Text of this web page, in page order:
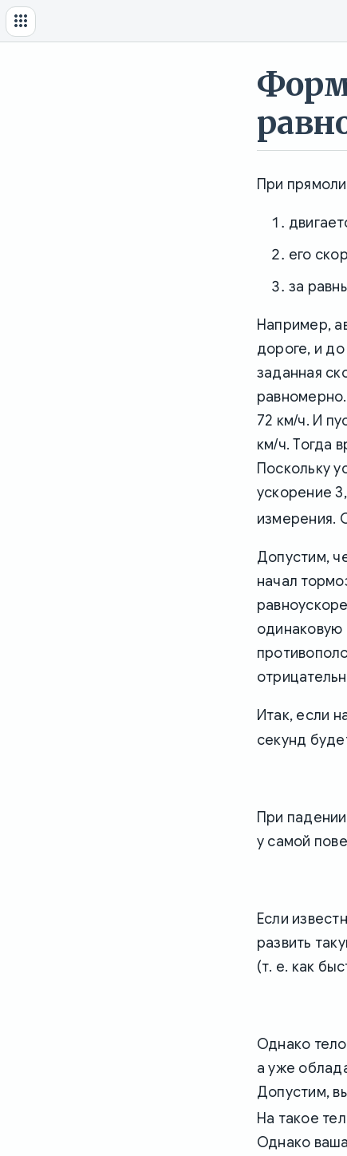
При
его
за
Например,
дороге, и
заданная
72 км/ч. И
км/ч. Тогда
Поскольку
ускорение
измерения.
Допустим,
начал
одинаковую
Итак, если
секунд
При
у самой
Если
развить
(т. е. как
Однако
а уже
Допустим,
На такое
Однако